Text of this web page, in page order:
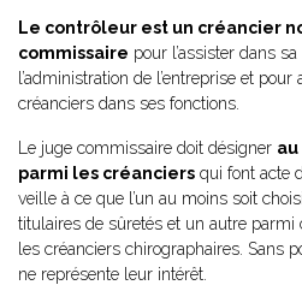
Le contrôleur est un créancier
commissaire pour l’assister dans
l’administration de l’entreprise et
créanciers dans ses fonctions.
Le juge commissaire doit désigner
parmi les créanciers qui font acte
veille à ce que l’un au moins soit
titulaires de sûretés et un autre parmi
les créanciers chirographaires. Sans
ne représente leur intérêt.